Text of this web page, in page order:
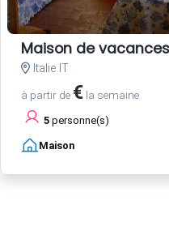
Maison de
Italie IT
à partir de € la semaine
5 personne(s)
Maison